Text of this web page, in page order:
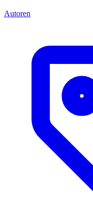
Autoren